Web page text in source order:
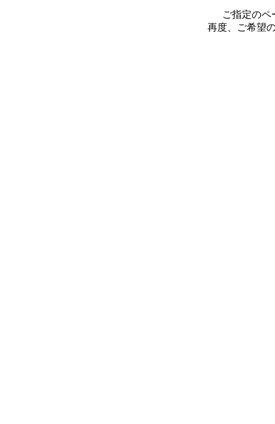
ご指定のペ
再度、ご希望